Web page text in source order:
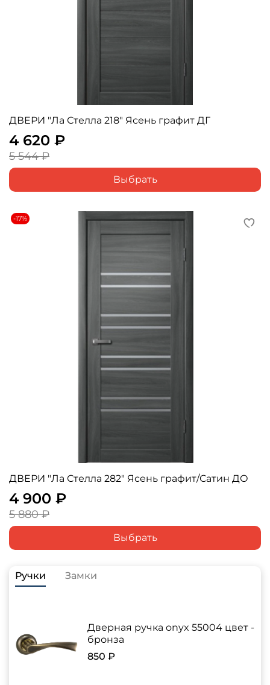
ДВЕРИ "Ла Стелла 218" Ясень графит ДГ
4 620 ₽
5 544 ₽
Выбрать
-17%
ДВЕРИ "Ла Стелла 282" Ясень графит/Сатин ДО
4 900 ₽
5 880 ₽
Выбрать
Ручки Замки
Дверная ручка onyx 55004 цвет -
бронза
850 ₽